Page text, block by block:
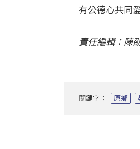
有公德心共同
責任編輯：陳
關鍵字： 原鄉